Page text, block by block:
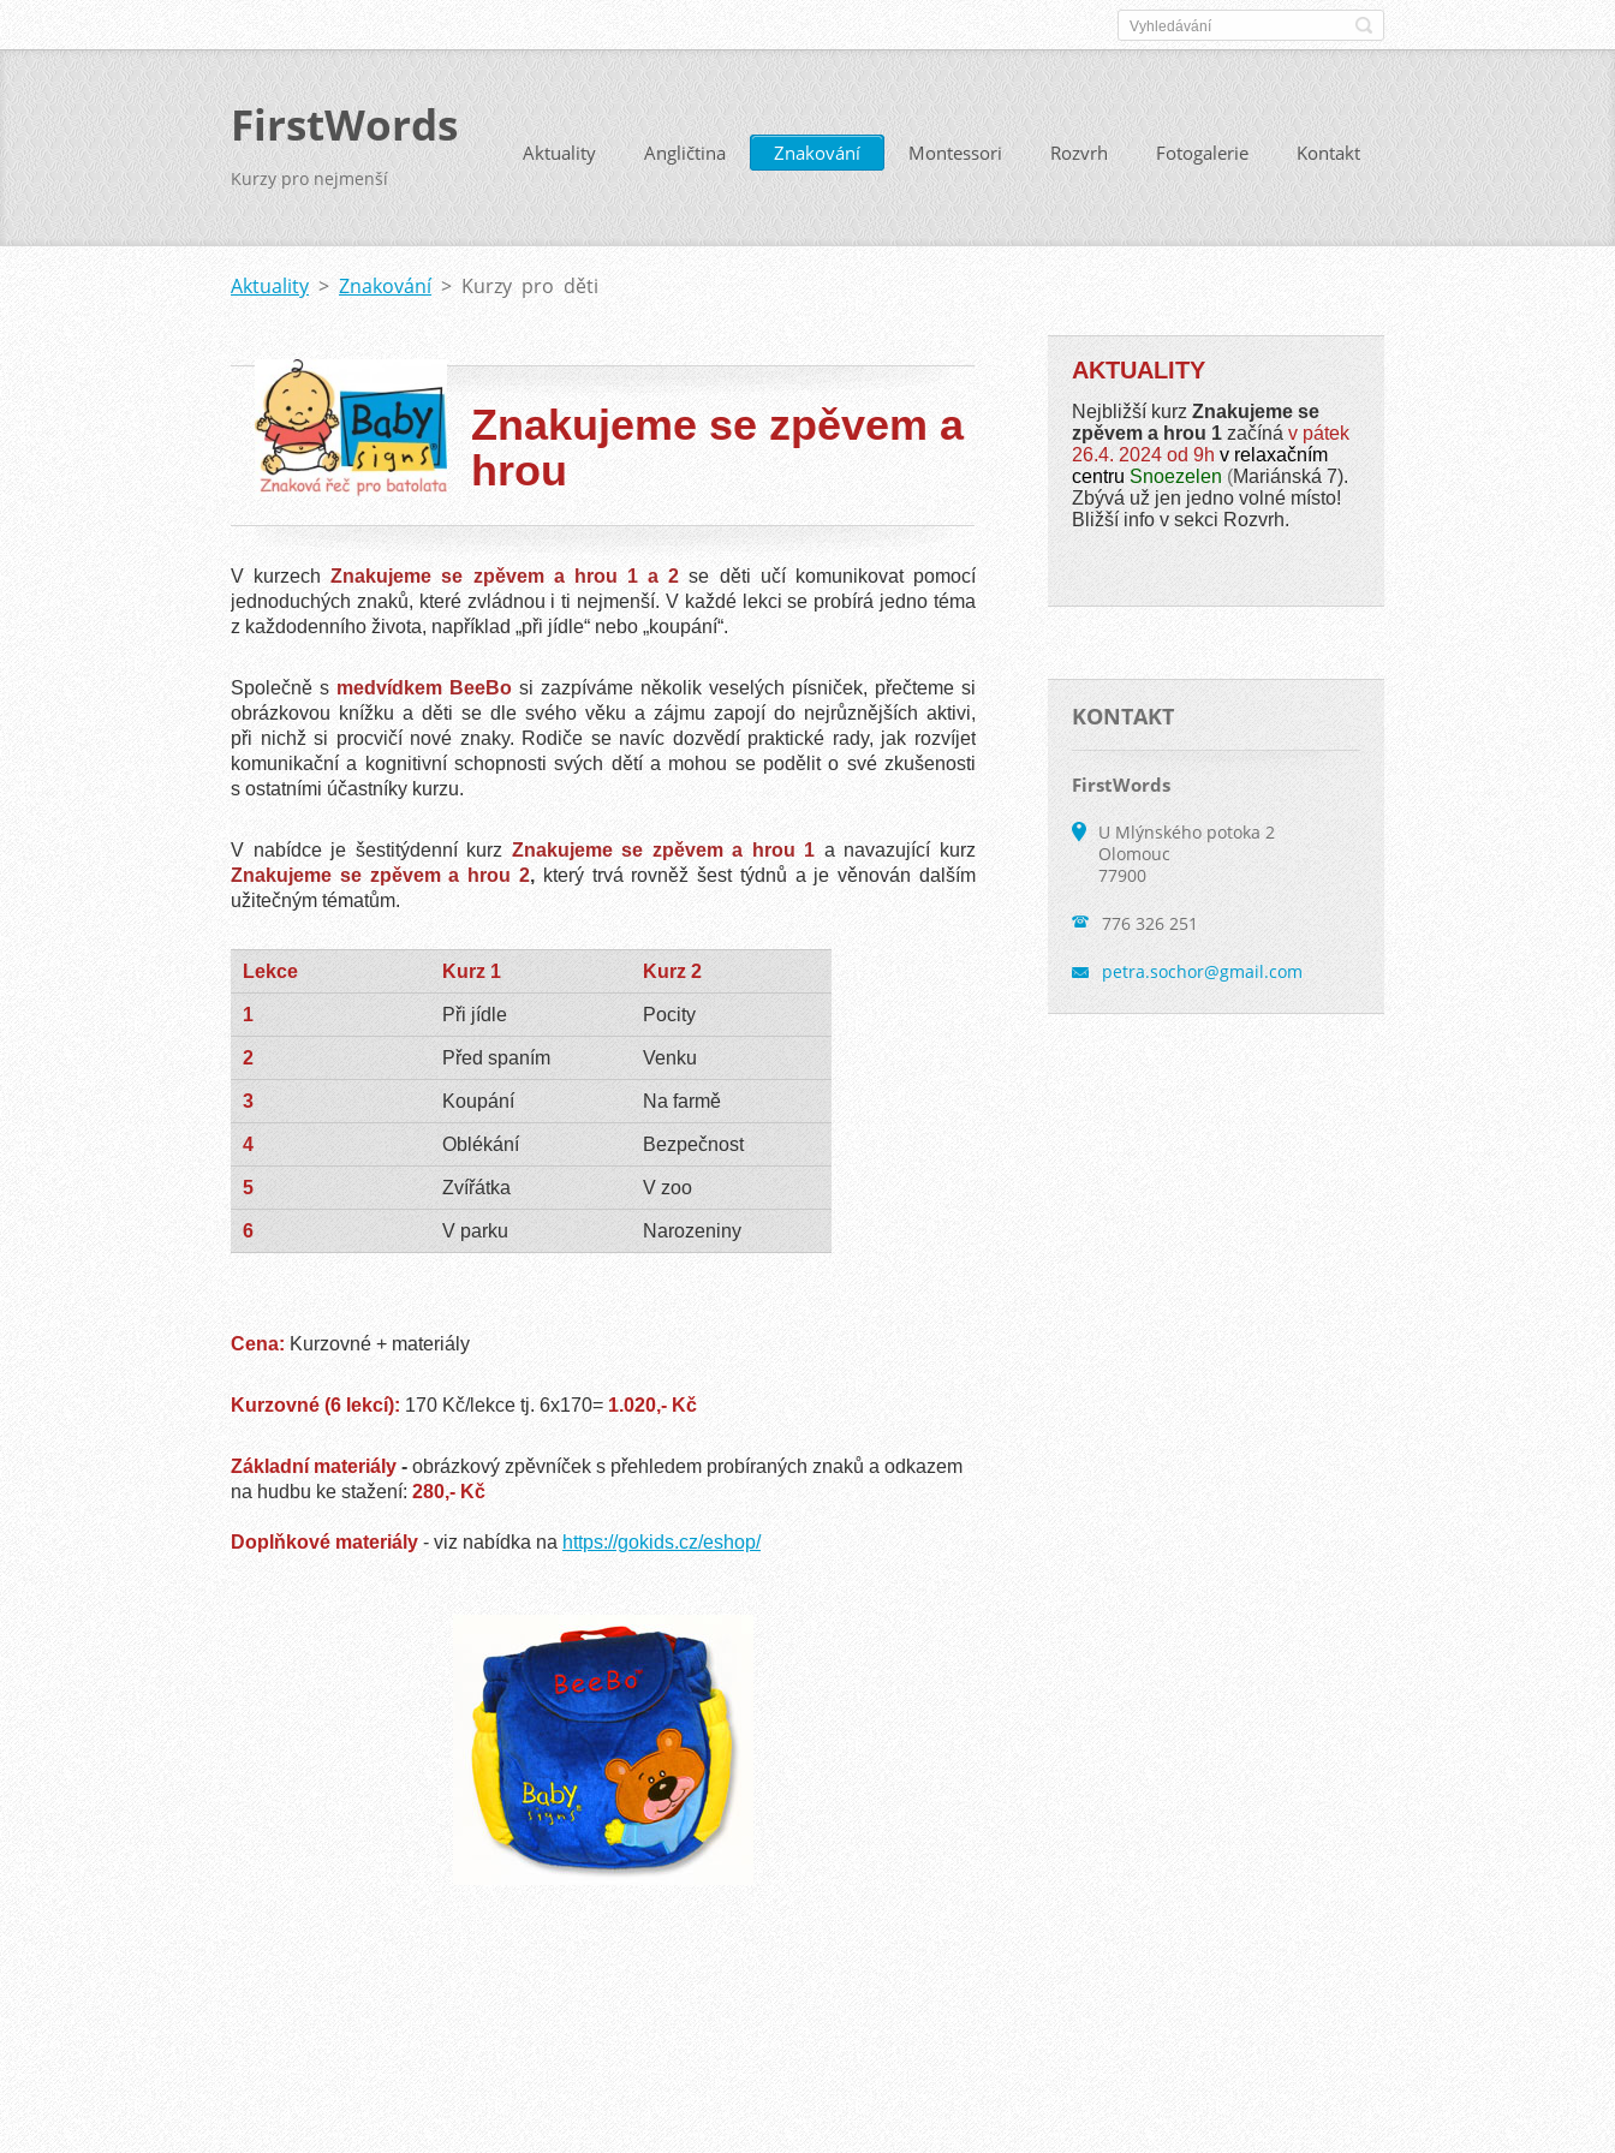
FirstWords
Kurzy pro nejmenší
Aktuality Angličtina Znakování Montessori Rozvrh Fotogalerie Kontakt
Aktuality > Znakování > Kurzy pro děti
Znakujeme se zpěvem a
hrou
V kurzechZnakujeme se zpěvem a hrou 1 a 2 se děti učí komunikovat pomocí
jednoduchých znaků, které zvládnou i ti nejmenší. V každé lekci se probírá jedno téma
z každodenního života, například „při jídle“ nebo „koupání“.
Společně s medvídkem BeeBo si zazpíváme několik veselých písniček, přečteme si
obrázkovou knížku a děti se dle svého věku a zájmu zapojí do nejrůznějších aktivi,
při nichž si procvičí nové znaky. Rodiče se navíc dozvědí praktické rady, jak rozvíjet
komunikační a kognitivní schopnosti svých dětí a mohou se podělit o své zkušenosti
s ostatními účastníky kurzu.
V nabídce je šestitýdenní kurz Znakujeme se zpěvem a hrou 1 a navazující kurz
Znakujeme se zpěvem a hrou 2, který trvá rovněž šest týdnů a je věnován dalším
užitečným tématům.
Lekce Kurz 1 Kurz 2
1 Při jídle Pocity
2 Před spaním Venku
3 Koupání Na farmě
4 Oblékání Bezpečnost
5 Zvířátka V zoo
6 V parku Narozeniny
Cena: Kurzovné + materiály
Kurzovné (6 lekcí): 170 Kč/lekce tj. 6x170= 1.020,- Kč
Základní materiály - obrázkový zpěvníček s přehledem probíraných znaků a odkazem
na hudbu ke stažení: 280,- Kč
Doplňkové materiály - viz nabídka na https://gokids.cz/eshop/
AKTUALITY
Nejbližší kurzZnakujeme se
zpěvem a hrou 1 začínáv pátek
26.4. 2024 od 9h v relaxačním
centru Snoezelen (Mariánská 7).
Zbývá už jen jedno volné místo!
Bližší info v sekci Rozvrh.
KONTAKT
FirstWords
U Mlýnského potoka 2
Olomouc
77900
776 326 251
petra.sochor@gmail.com